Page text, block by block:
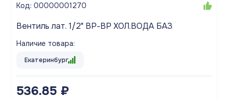
Код: 00000001270
Вентиль лат. 1/2" ВР-ВР ХОЛ.ВОДА БАЗ
Наличие товара:
Екатеринбург
536.85 ₽